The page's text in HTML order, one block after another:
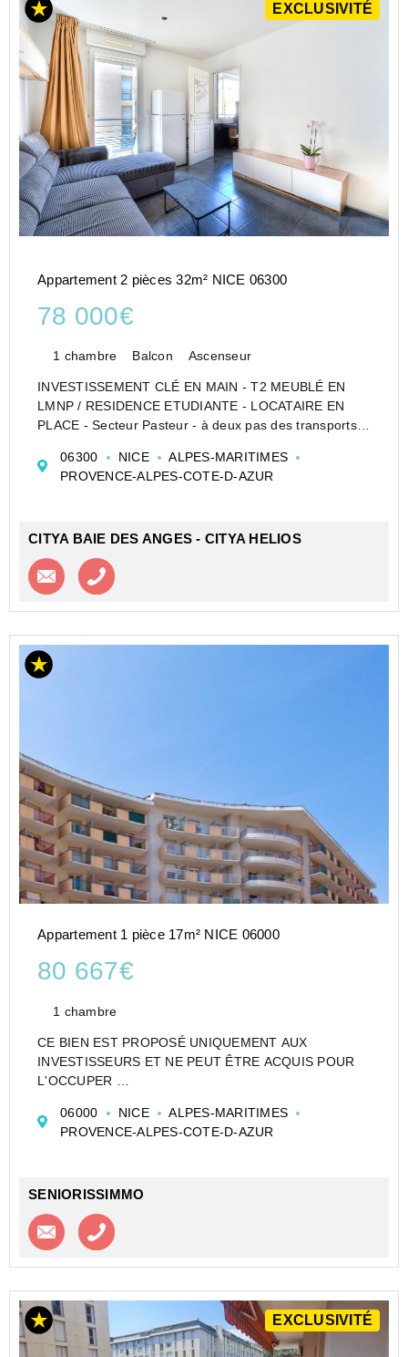
EXCLUSIVITÉ
Appartement 2 pièces 32m² NICE 06300
78 000€
1 chambre Balcon Ascenseur
INVESTISSEMENT CLÉ EN MAIN - T2 MEUBLÉ EN
LMNP / RESIDENCE ETUDIANTE - LOCATAIRE EN
PLACE - Secteur Pasteur - à deux pas des transports
Nous vous proposons ce T2 meublé de 32,5 m², situé
au 3e étage avec balcon, au sein d'u...
06300 NICE
ALPES-MARITIMES
PROVENCE-ALPES-COTE-D-AZUR
CITYA BAIE DES ANGES - CITYA HELIOS
Contacter l'agence
Appartement 1 pièce 17m² NICE 06000
80 667€
1 chambre
CE BIEN EST PROPOSÉ UNIQUEMENT AUX
INVESTISSEURS ET NE PEUT ÊTRE ACQUIS POUR
L'OCCUPER
ETUDIANTE DE TYPE 1 DE 17 M² À NICE - STUDÉA
RIQUIER - STUDEA NEXITY
06000 NICE
ALPES-MARITIMES
PROVENCE-ALPES-COTE-D-AZUR
SENIORISSIMMO
Contacter l'agence
EXCLUSIVITÉ